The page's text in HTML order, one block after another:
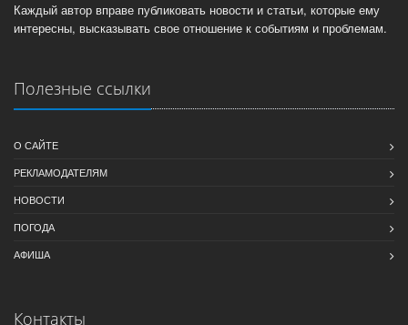
Каждый автор вправе публиковать новости и статьи, которые ему
интересны, высказывать свое отношение к событиям и проблемам.
Полезные ссылки
О САЙТЕ
РЕКЛАМОДАТЕЛЯМ
НОВОСТИ
ПОГОДА
АФИША
Контакты